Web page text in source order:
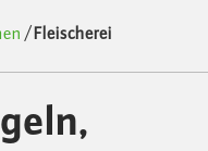
/ Fleischerei